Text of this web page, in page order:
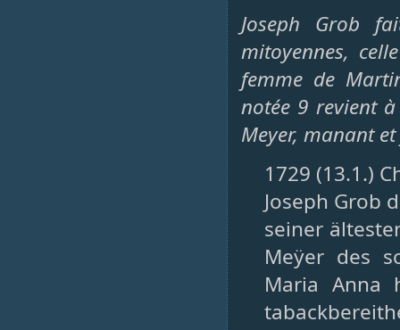
Joseph Grob
mitoyennes,
femme de
notée 9 revient
Meyer, manant
1729 (13.1.)
Joseph Grob
seiner
Meÿer des
Maria Anna